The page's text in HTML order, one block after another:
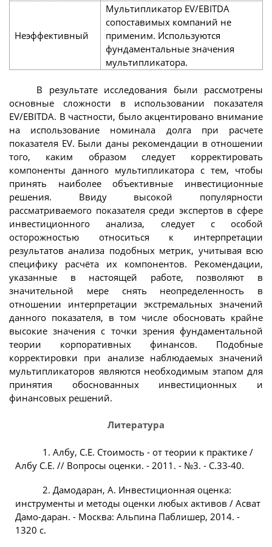
Неэффективный
Мультипликатор EV/EBITDA
сопоставимых компаний не
применим. Используются
фундаментальные значения
мультипликатора.
В результате исследования были рассмотрены
основные сложности в использовании показателя
EV/EBITDA. В частности, было акцентировано внимание
на использование номинала долга при расчете
показателя EV. Были даны рекомендации в отношении
того, каким образом следует корректировать
компоненты данного мультипликатора с тем, чтобы
принять наиболее объективные инвестиционные
решения. Ввиду высокой популярности
рассматриваемого показателя среди экспертов в сфере
инвестиционного анализа, следует с особой
осторожностью относиться к интерпретации
результатов анализа подобных метрик, учитывая всю
специфику расчёта их компонентов. Рекомендации,
указанные в настоящей работе, позволяют в
значительной мере снять неопределенность в
отношении интерпретации экстремальных значений
данного показателя, в том числе обосновать крайне
высокие значения с точки зрения фундаментальной
теории корпоративных финансов. Подобные
корректировки при анализе наблюдаемых значений
мультипликаторов являются необходимым этапом для
принятия обоснованных инвестиционных и
финансовых решений.
Литература
1. Албу, С.Е. Стоимость - от теории к практике /
Албу С.Е. // Вопросы оценки. - 2011. - №3. - С.33-40.
2. Дамодаран, А. Инвестиционная оценка:
инструменты и методы оценки любых активов / Асват
Дамо-даран. - Москва: Альпина Паблишер, 2014. -
1320 с.